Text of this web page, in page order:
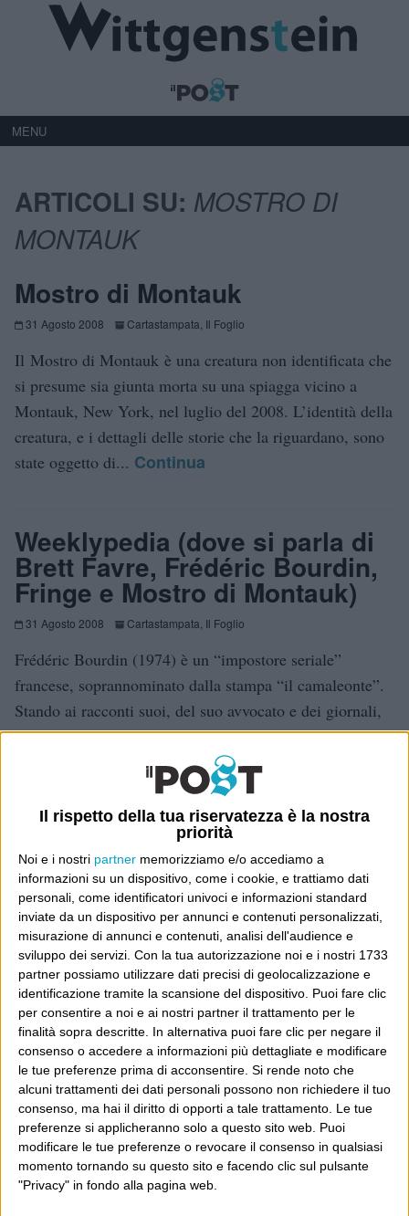
Il rispetto della tua riservatezza è la nostra
priorità
Noi e i nostri partner memorizziamo e/o accediamo a
informazioni su un dispositivo, come i cookie, e trattiamo dati
personali, come identificatori univoci e informazioni standard
inviate da un dispositivo per annunci e contenuti personalizzati,
misurazione di annunci e contenuti, analisi dell'audience e
sviluppo dei servizi. Con la tua autorizzazione noi e i nostri 1733
partner possiamo utilizzare dati precisi di geolocalizzazione e
identificazione tramite la scansione del dispositivo. Puoi fare clic
per consentire a noi e ai nostri partner il trattamento per le
finalità sopra descritte. In alternativa puoi fare clic per negare il
consenso o accedere a informazioni più dettagliate e modificare
le tue preferenze prima di acconsentire. Si rende noto che
alcuni trattamenti dei dati personali possono non richiedere il tuo
consenso, ma hai il diritto di opporti a tale trattamento. Le tue
preferenze si applicheranno solo a questo sito web. Puoi
modificare le tue preferenze o revocare il consenso in qualsiasi
momento tornando su questo sito e facendo clic sul pulsante
"Privacy" in fondo alla pagina web.
MENU
ARTICOLI SU: MOSTRO DI
MONTAUK
Mostro di Montauk
31 Agosto 2008 Cartastampata Il Foglio
Il Mostro di Montauk è una creatura non identificata che
si presume sia giunta morta su una spiagga vicino a
Montauk, New York, nel luglio del 2008. L’identità della
creatura, e i dettagli delle storie che la riguardano, sono
state oggetto di... Continua
Weeklypedia (dove si parla di
Brett Favre, Frédéric Bourdin,
Fringe e Mostro di Montauk)
31 Agosto 2008 Cartastampata Il Foglio
Frédéric Bourdin (1974) è un “impostore seriale”
francese, soprannominato dalla stampa “il camaleonte”.
Stando ai racconti suoi, del suo avvocato e dei giornali,
Bourdin fu allevato dai suoi nonni e poi lasciato in un
istituto. Dice di non avere mai...Continua
E per i regali di Natale (del 2026!)